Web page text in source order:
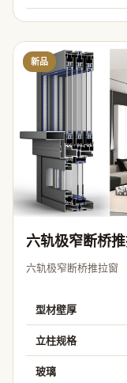
新品
六轨极窄断桥
六轨极窄断桥推拉窗
型材壁厚
立柱规格
玻璃